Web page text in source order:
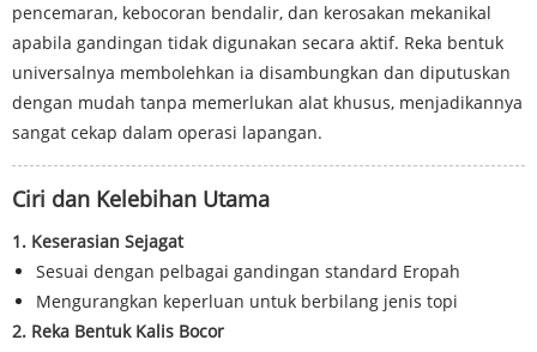
pencemaran, kebocoran bendalir, dan kerosakan mekanikal
apabila gandingan tidak digunakan secara aktif. Reka bentuk
universalnya membolehkan ia disambungkan dan diputuskan
dengan mudah tanpa memerlukan alat khusus, menjadikannya
sangat cekap dalam operasi lapangan.
Ciri dan Kelebihan Utama
1. Keserasian Sejagat
Sesuai dengan pelbagai gandingan standard Eropah
Mengurangkan keperluan untuk berbilang jenis topi
2. Reka Bentuk Kalis Bocor